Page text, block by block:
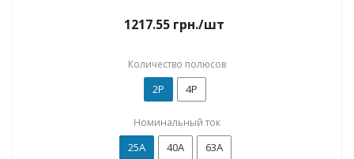
1217.55 грн./шт
Количество полюсов
2P 4P
Номинальный ток
25А 40А 63А